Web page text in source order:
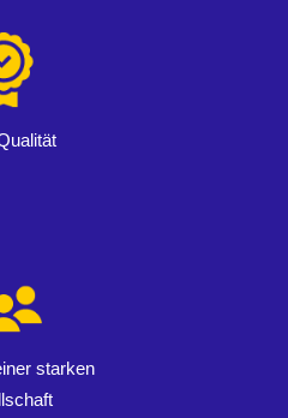
starken